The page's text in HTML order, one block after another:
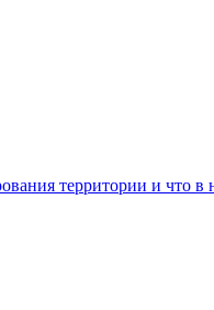
территории и что в